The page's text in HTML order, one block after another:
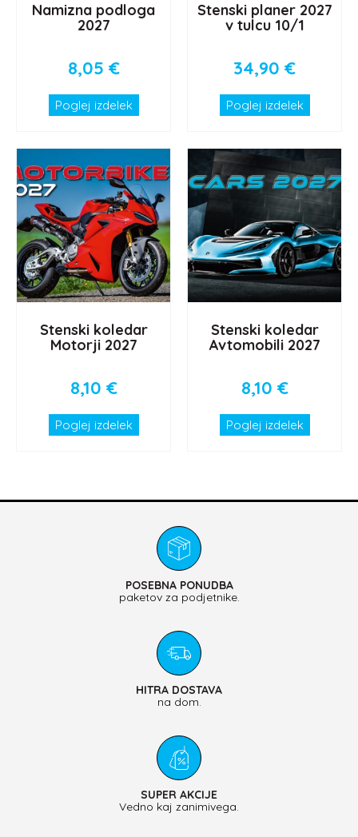
Namizna podloga
2027
8,05 €
Poglej izdelek
Stenski planer 2027
v tulcu 10/1
34,90 €
Poglej izdelek
Stenski koledar
Motorji 2027
8,10 €
Poglej izdelek
Stenski koledar
Avtomobili 2027
8,10 €
Poglej izdelek
POSEBNA PONUDBA
paketov za podjetnike.
HITRA DOSTAVA
na dom.
SUPER AKCIJE
Vedno kaj zanimivega.